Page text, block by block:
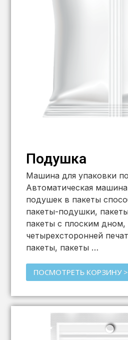
Подушка
Машина для упаковки
Автоматическая
подушек в пакеты
пакеты-подушки,
пакеты с плоским дном,
четырехсторонней
пакеты, пакеты …
ПОСМОТРЕТЬ КОРЗИНУ >